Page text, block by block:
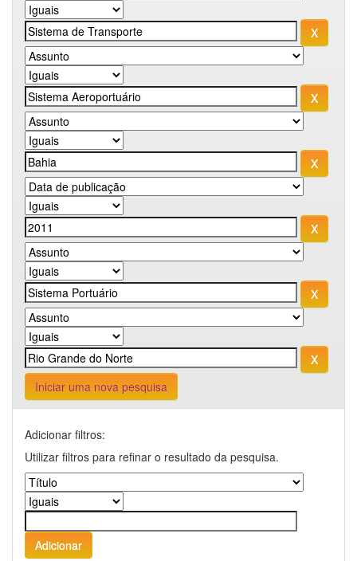
Iniciar uma nova pesquisa
Adicionar filtros:
Utilizar filtros para refinar o resultado da pesquisa.